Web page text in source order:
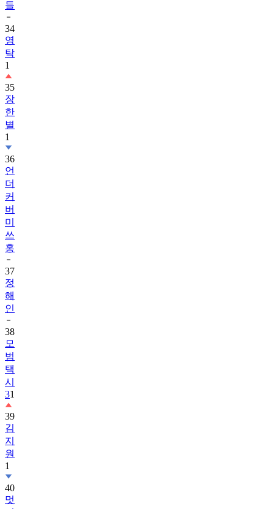
34
영
탁
1
35
장
한
별
1
36
언
더
커
버
미
쓰
홍
37
정
해
인
38
모
범
택
시
31
39
김
지
원
1
40
멋
진
신